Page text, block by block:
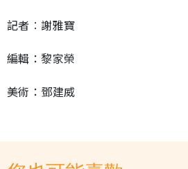
記者︰謝雅寶
編輯：黎家榮
美術：鄧建威